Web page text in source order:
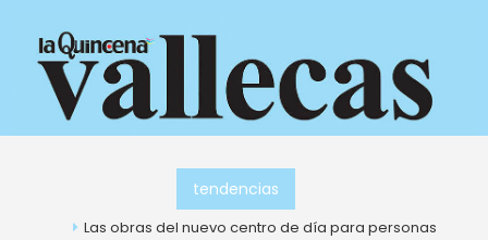
contenido
tendencias
Las obras del nuevo centro de día para personas